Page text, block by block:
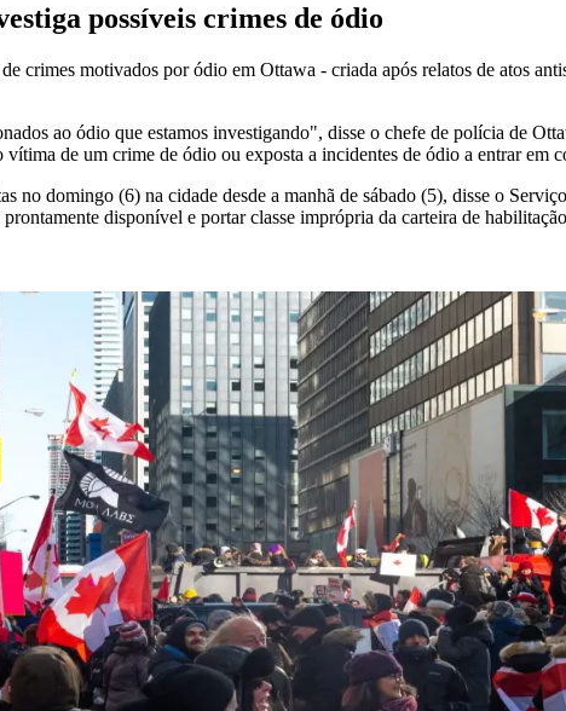
possíveis crimes de ódio
crimes motivados por ódio em Ottawa - criada após relatos de atos
ao ódio que estamos investigando", disse o chefe de polícia de
vítima de um crime de ódio ou exposta a incidentes de ódio a entrar em
no domingo (6) na cidade desde a manhã de sábado (5), disse o
disponível e portar classe imprópria da carteira de